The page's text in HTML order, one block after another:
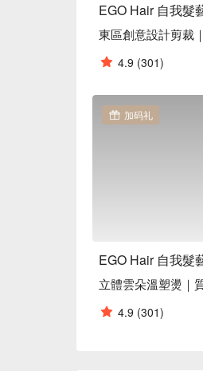
4.9 (301)
加码礼
立體雲朵溫塑燙｜
4.9 (301)